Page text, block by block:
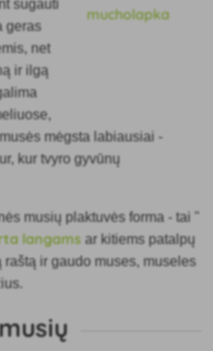
sugauti
geras
net
ir ilgą
mėgsta labiausiai -
kur tvyro gyvūnų
musių plaktuvės forma - tai "
langams ar kitiems patalpų
ir gaudo muses, museles